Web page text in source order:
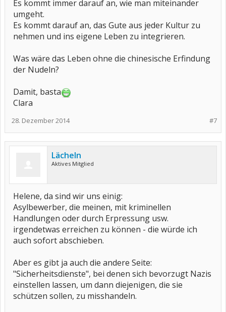
Es kommt immer darauf an, wie man miteinander
umgeht.
Es kommt darauf an, das Gute aus jeder Kultur zu
nehmen und ins eigene Leben zu integrieren.
Was wäre das Leben ohne die chinesische Erfindung
der Nudeln?
Damit, basta
Clara
#7
28. Dezember 2014
Lächeln
Aktives Mitglied
Helene, da sind wir uns einig:
Asylbewerber, die meinen, mit kriminellen
Handlungen oder durch Erpressung usw.
irgendetwas erreichen zu können - die würde ich
auch sofort abschieben.
Aber es gibt ja auch die andere Seite:
"Sicherheitsdienste", bei denen sich bevorzugt Nazis
einstellen lassen, um dann diejenigen, die sie
schützen sollen, zu misshandeln.